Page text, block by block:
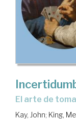
El arte de
Kay, John; King,